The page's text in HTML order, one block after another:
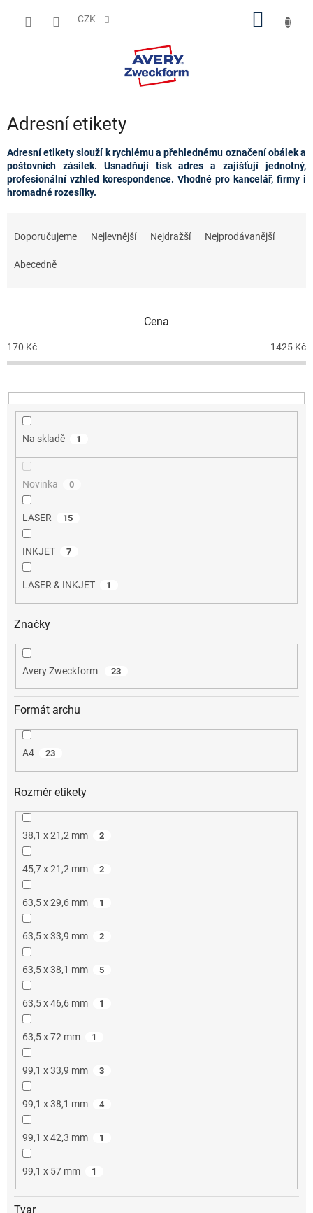
CZK
Adresní etikety
Adresní etikety slouží k rychlému a přehlednému označení obálek a
poštovních zásilek. Usnadňují tisk adres a zajišťují jednotný,
profesionální vzhled korespondence. Vhodné pro kancelář, firmy i
hromadné rozesílky.
o
d
k
t
Doporučujeme Nejlevnější Nejdražší Nejprodávanější
Abecedně
Cena
170 Kč 1425 Kč
Na skladě 1
Novinka 0
LASER 15
INKJET 7
LASER & INKJET 1
Značky
Avery Zweckform 23
Formát archu
A4 23
Rozměr etikety
38,1 x 21,2 mm 2
45,7 x 21,2 mm 2
63,5 x 29,6 mm 1
63,5 x 33,9 mm 2
63,5 x 38,1 mm 5
63,5 x 46,6 mm 1
63,5 x 72 mm 1
99,1 x 33,9 mm 3
99,1 x 38,1 mm 4
99,1 x 42,3 mm 1
99,1 x 57 mm 1
Tvar